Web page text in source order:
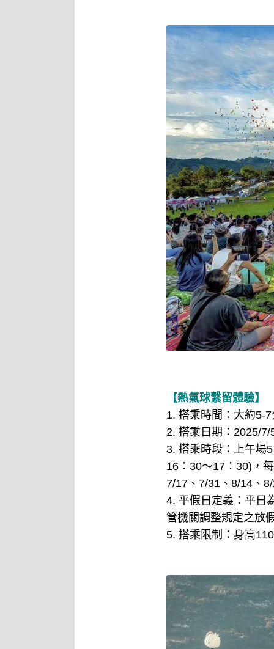
【熱氣球繫留體驗】
1. 搭乘時間：大約5-
2. 搭乘日期：2025/
3. 搭乘時段：上午場
16：30～17：30)，
7/17、7/31、8/14、
4. 平假日定義：平日
管機關調整規定之放
5. 搭乘限制：身高